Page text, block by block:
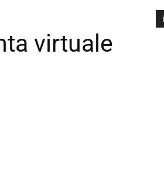
virtuale